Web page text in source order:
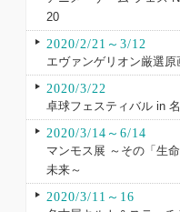
20
2020/2/21～3/12
エヴァンゲリオン厳選原
2020/3/22
卓球フェスティバル in
2020/3/14～6/14
マンモス展 ～その「生
未来～
2020/3/11～16